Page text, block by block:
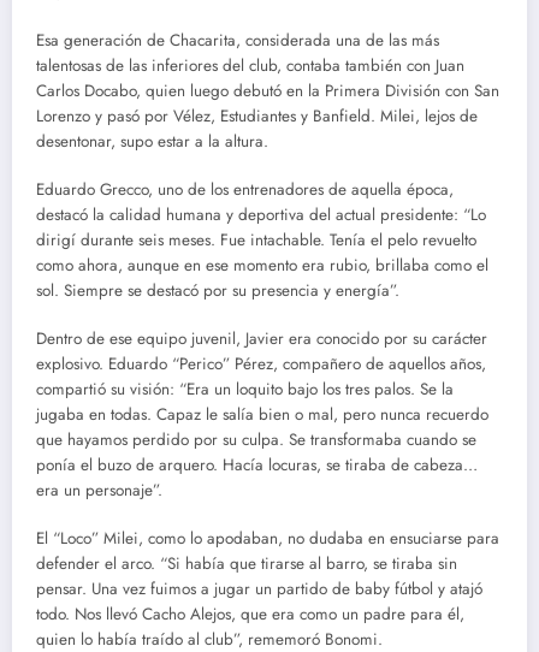
Esa generación de Chacarita, considerada una de las más
talentosas de las inferiores del club, contaba también con Juan
Carlos Docabo, quien luego debutó en la Primera División con San
Lorenzo y pasó por Vélez, Estudiantes y Banfield. Milei, lejos de
desentonar, supo estar a la altura.
Eduardo Grecco, uno de los entrenadores de aquella época,
destacó la calidad humana y deportiva del actual presidente: “Lo
dirigí durante seis meses. Fue intachable. Tenía el pelo revuelto
como ahora, aunque en ese momento era rubio, brillaba como el
sol. Siempre se destacó por su presencia y energía”.
Dentro de ese equipo juvenil, Javier era conocido por su carácter
explosivo. Eduardo “Perico” Pérez, compañero de aquellos años,
compartió su visión: “Era un loquito bajo los tres palos. Se la
jugaba en todas. Capaz le salía bien o mal, pero nunca recuerdo
que hayamos perdido por su culpa. Se transformaba cuando se
ponía el buzo de arquero. Hacía locuras, se tiraba de cabeza…
era un personaje”.
El “Loco” Milei, como lo apodaban, no dudaba en ensuciarse para
defender el arco. “Si había que tirarse al barro, se tiraba sin
pensar. Una vez fuimos a jugar un partido de baby fútbol y atajó
todo. Nos llevó Cacho Alejos, que era como un padre para él,
quien lo había traído al club”, rememoró Bonomi.